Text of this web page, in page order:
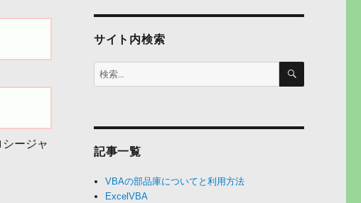
ージャ
サイト内検索
検
索:
検
記事一覧
VBAの部品庫についてと利用方法
ExcelVBA